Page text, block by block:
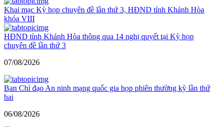
Khai mạc Kỳ họp chuyên đề lần thứ 3, HĐND tỉnh Khánh Hòa
khóa VIII
HĐND tỉnh Khánh Hòa thông qua 14 nghị quyết tại Kỳ họp
chuyên đề lần thứ 3
07/08/2026
Ban Chỉ đạo An ninh mạng quốc gia họp phiên thường kỳ lần thứ
hai
06/08/2026